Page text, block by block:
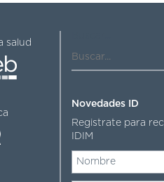
salud
Novedades ID
Registrate para
IDIM